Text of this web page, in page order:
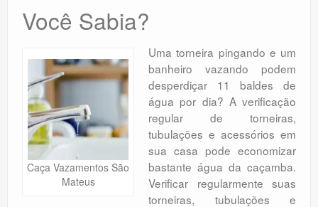
Você Sabia?
Caça Vazamentos São
Mateus
Uma torneira pingando e um
banheiro vazando podem
desperdiçar 11 baldes de
água por dia? A verificação
regular de torneiras,
tubulações e acessórios em
sua casa pode economizar
bastante água da caçamba.
Verificar regularmente suas
torneiras, tubulações e